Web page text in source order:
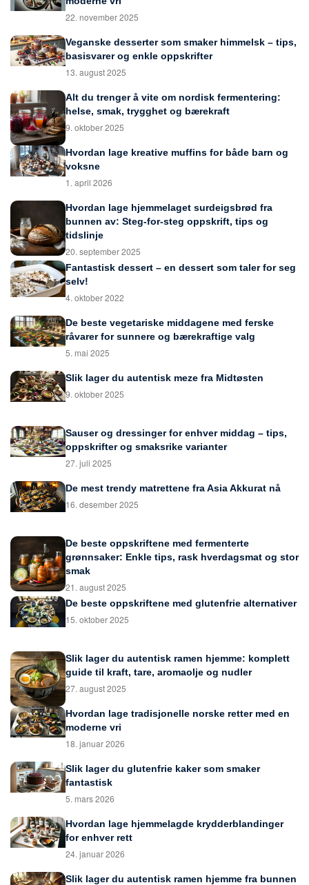
22. november 2025
Veganske desserter som smaker himmelsk – tips,
basisvarer og enkle oppskrifter
13. august 2025
Alt du trenger å vite om nordisk fermentering:
helse, smak, trygghet og bærekraft
9. oktober 2025
Hvordan lage kreative muffins for både barn og
voksne
1. april 2026
Hvordan lage hjemmelaget surdeigsbrød fra
bunnen av: Steg-for-steg oppskrift, tips og
tidslinje
20. september 2025
Fantastisk dessert – en dessert som taler for seg
selv!
4. oktober 2022
De beste vegetariske middagene med ferske
råvarer for sunnere og bærekraftige valg
5. mai 2025
Slik lager du autentisk meze fra Midtøsten
9. oktober 2025
Sauser og dressinger for enhver middag – tips,
oppskrifter og smaksrike varianter
27. juli 2025
De mest trendy matrettene fra Asia Akkurat nå
16. desember 2025
De beste oppskriftene med fermenterte
grønnsaker: Enkle tips, rask hverdagsmat og stor
smak
21. august 2025
De beste oppskriftene med glutenfrie alternativer
15. oktober 2025
Slik lager du autentisk ramen hjemme: komplett
guide til kraft, tare, aromaolje og nudler
27. august 2025
Hvordan lage tradisjonelle norske retter med en
moderne vri
18. januar 2026
Slik lager du glutenfrie kaker som smaker
fantastisk
5. mars 2026
Hvordan lage hjemmelagde krydderblandinger
for enhver rett
24. januar 2026
Slik lager du autentisk ramen hjemme fra bunnen